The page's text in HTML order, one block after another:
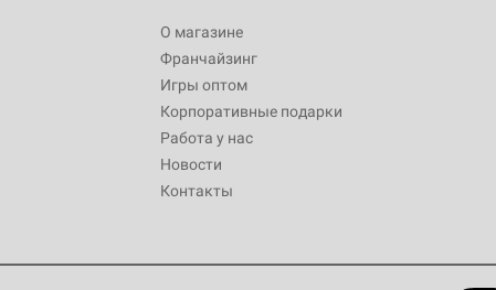
О магазине
Франчайзинг
Игры оптом
Корпоративные подарки
Работа у нас
Новости
Контакты